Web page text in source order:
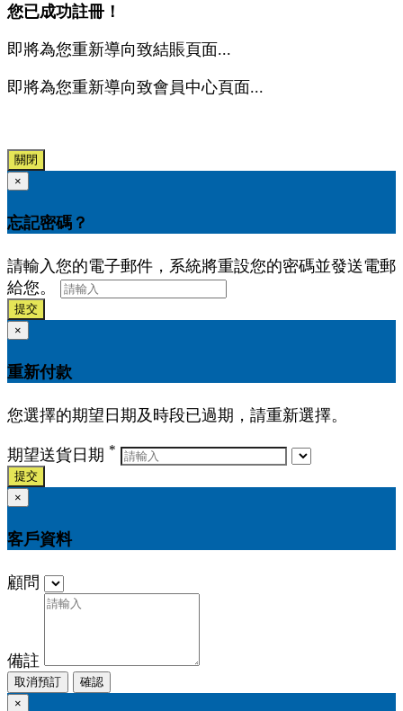
您已成功註冊！
即將為您重新導向致結賬頁面...
即將為您重新導向致會員中心頁面...
關閉
×
忘記密碼？
請輸入您的電子郵件，系統將重設您的密碼並發送電郵
給您。
提交
×
重新付款
您選擇的期望日期及時段已過期，請重新選擇。
期望送貨日期 *
提交
×
客戶資料
顧問
備註
取消預訂
確認
×